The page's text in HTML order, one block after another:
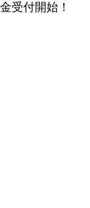
金受付開始！